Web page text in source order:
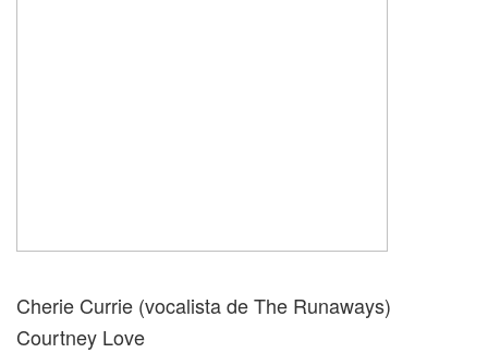
Cherie Currie (vocalista de The Runaways)
Courtney Love